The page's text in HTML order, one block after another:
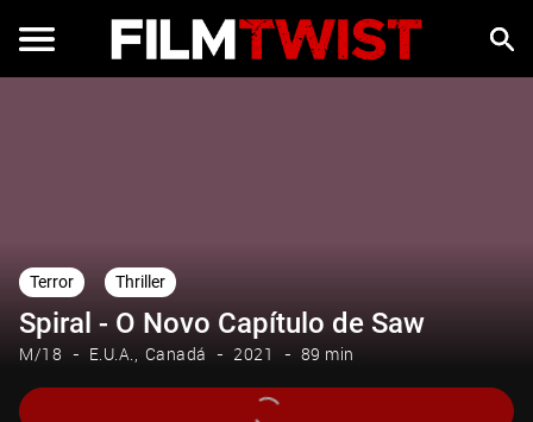
Terror Thriller
Spiral - O Novo Capítulo de Saw
M/18 E.U.A. Canadá 2021 89 min